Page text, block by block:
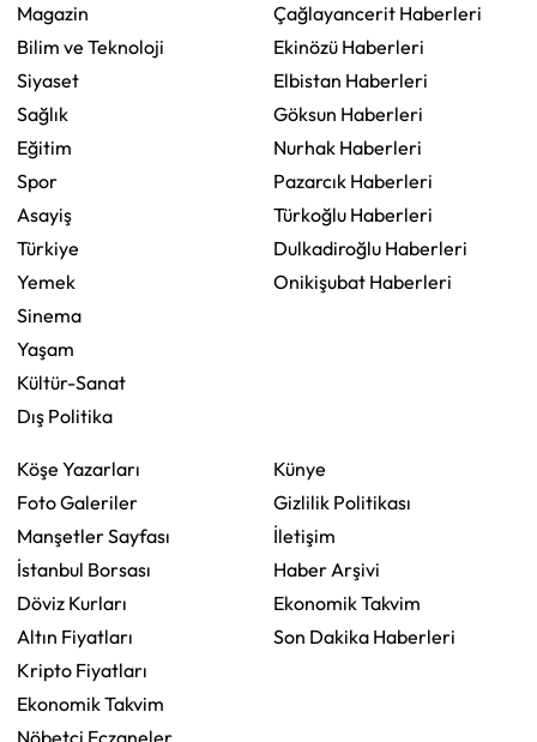
Magazin
Bilim ve Teknoloji
Siyaset
Sağlık
Eğitim
Spor
Asayiş
Türkiye
Yemek
Sinema
Yaşam
Kültür-Sanat
Dış Politika
Çağlayancerit Haberleri
Ekinözü Haberleri
Elbistan Haberleri
Göksun Haberleri
Nurhak Haberleri
Pazarcık Haberleri
Türkoğlu Haberleri
Dulkadiroğlu Haberleri
Onikişubat Haberleri
Köşe Yazarları
Foto Galeriler
Manşetler Sayfası
İstanbul Borsası
Döviz Kurları
Altın Fiyatları
Kripto Fiyatları
Ekonomik Takvim
Künye
Gizlilik Politikası
İletişim
Haber Arşivi
Ekonomik Takvim
Son Dakika Haberleri